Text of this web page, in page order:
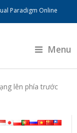
Paradigm Online
Menu
lên phía trước